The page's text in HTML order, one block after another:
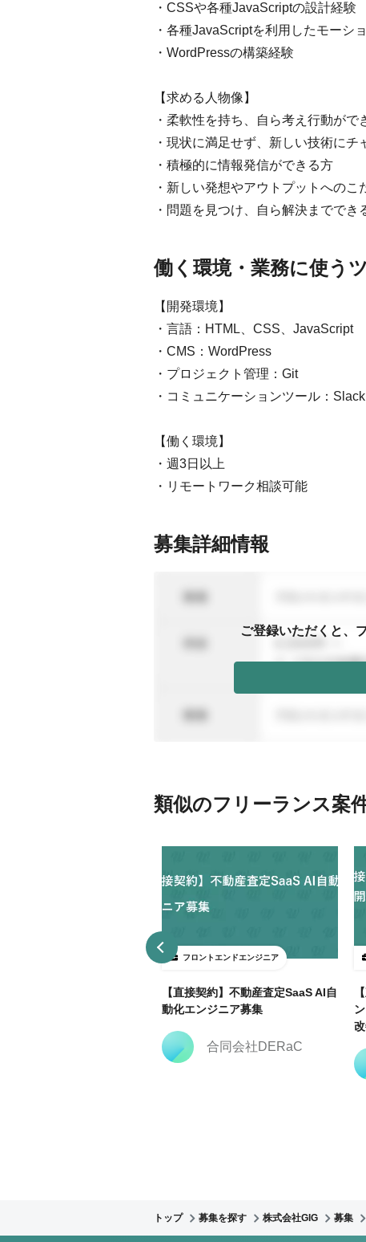
・CSSや各種JavaScriptの設計経験
・各種JavaScriptを利用したモーシ
・WordPressの構築経験
【求める人物像】
・柔軟性を持ち、自ら考え行動がで
・現状に満足せず、新しい技術にチ
・積極的に情報発信ができる方
・新しい発想やアウトプットへのこ
・問題を見つけ、自ら解決まででき
働く環境・業務に使う
【開発環境】
・言語：HTML、CSS、JavaScript
・CMS：WordPress
・プロジェクト管理：Git
・コミュニケーションツール：Slack
【働く環境】
・週3日以上
・リモートワーク相談可能
募集詳細情報
ご登録いただくと、
類似のフリーランス案
フロントエンドエンジニア
【直接契約】不動産査定SaaS AI自
動化エンジニア募集
合同会社DERaC
トップ 募集を探す 株式会社GIG 募集